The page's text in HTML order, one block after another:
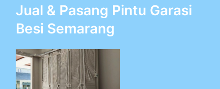
Jual & Pasang Pintu Garasi
Besi Semarang